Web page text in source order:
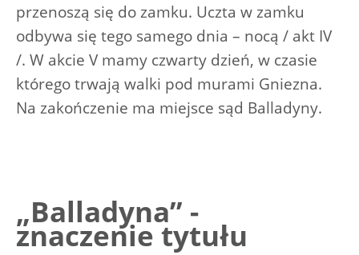
przenoszą się do zamku. Uczta w zamku
odbywa się tego samego dnia – nocą / akt IV
/. W akcie V mamy czwarty dzień, w czasie
którego trwają walki pod murami Gniezna.
Na zakończenie ma miejsce sąd Balladyny.
„Balladyna” -
znaczenie tytułu